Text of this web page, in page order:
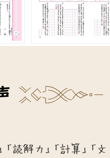
読解力」「計算」「文